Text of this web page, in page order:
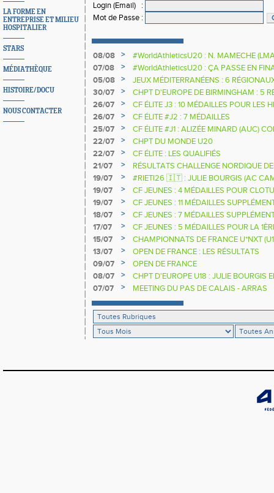
LA FORME EN
ENTREPRISE ET MILIEU
HOSPITALIER
STARS
MÉDIATHÈQUE
HISTOIRE/DOCU
NOUS CONTACTER
Login (Email)
:
Mot de Passe :
08/08 >
#WorldAthleticsU20 : N. MAMECHE
07/08
>
#WorldAthleticsU20 : ÇA PASSE EN
SAUTEURS
05/08 >
JEUX MÉDITERRANÉENS : 6
30/07
>
CHPT D'EUROPE DE BIRMINGHAM : 5
26/07
>
CF ÉLITE J3 : 10 MÉDAILLES POUR LES
26/07
>
CF ÉLITE #J2 : 7 MÉDAILLES
25/07
>
CF ÉLITE #J1 : ALIZÉE MINARD (AUC)
NATIONALE
22/07 >
CHPT DU MONDE U20
22/07
>
CF ÉLITE : LES QUALIFIÉS
21/07
>
RÉSULTATS CHALLENGE NORDIQUE
2025 2026
19/07 >
#RIETI26 🇮🇹 : JULIE BOURGIS (AC
D'EUROPE U18 DE LA PERCHE
19/07 >
CF JEUNES : 4 MÉDAILLES POUR
19/07
>
CF JEUNES : 11 MÉDAILLES
18/07
>
CF JEUNES : 7 MÉDAILLES
17/07
>
CF JEUNES : 5 MÉDAILLES POUR LA
15/07
>
CHAMPIONNATS DE FRANCE U*NXT
13/07
>
OPEN DE FRANCE : LES RÉSULTATS
09/07
>
OPEN DE FRANCE
08/07
>
CHPT D'EUROPE U18 : JULIE BOURGIS
07/07
> MEETING DU PAS DE CALAIS - ARRAS